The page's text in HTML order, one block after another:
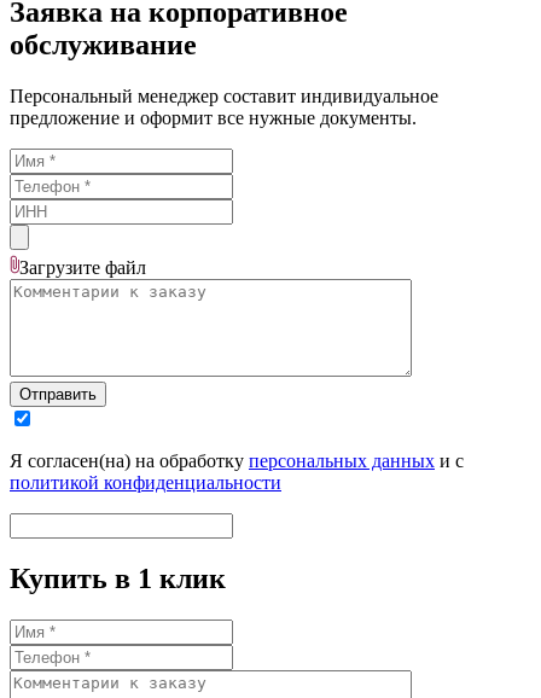
Заявка на корпоративное
обслуживание
Персональный менеджер составит индивидуальное
предложение и оформит все нужные документы.
Загрузите файл
Отправить
Я согласен(на) на обработку персональных данных и с
политикой конфиденциальности
Купить в 1 клик